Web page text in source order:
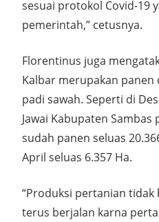
sesuai protokol Covid-19
pemerintah,” cetusnya.
Florentinus juga
Kalbar merupakan panen
padi sawah. Seperti di
Jawai Kabupaten
sudah panen seluas
April seluas 6.357 Ha.
“Produksi pertanian
terus berjalan karna